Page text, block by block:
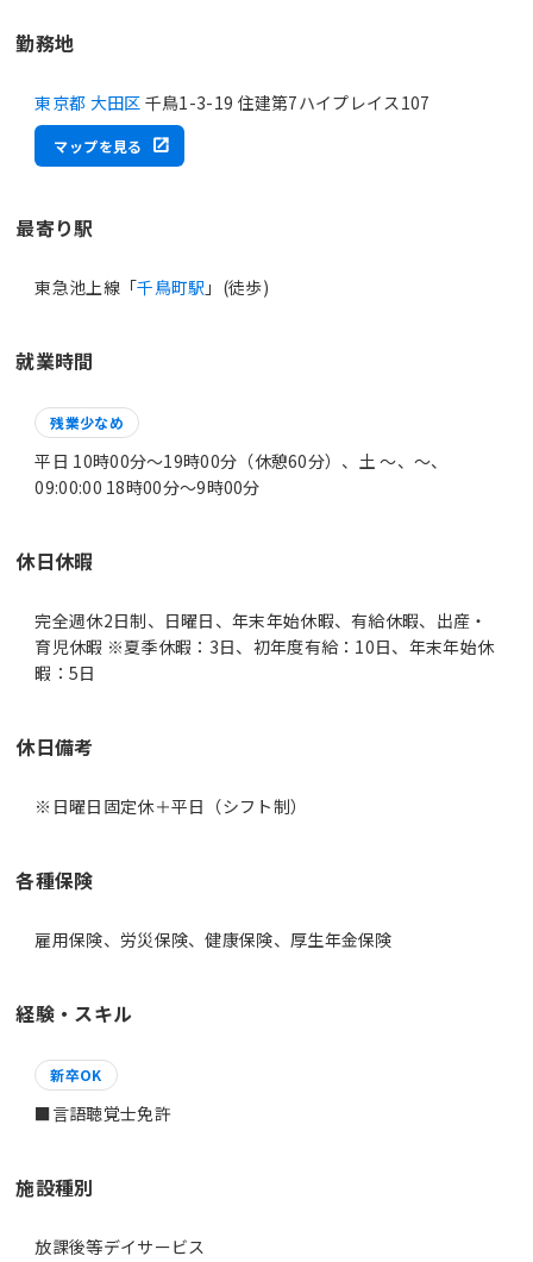
勤務地
東京都 大田区 千鳥1-3-19 住建第7ハイプレイス107
マップを見る
最寄り駅
東急池上線「千鳥町駅 」(徒歩)
就業時間
残業少なめ
平日 10時00分〜19時00分（休憩60分）、土 〜、〜、
09:00:00 18時00分〜9時00分
休日休暇
完全週休2日制、日曜日、年末年始休暇、有給休暇、出産・
育児休暇 ※夏季休暇：3日、初年度有給：10日、年末年始休
暇：5日
休日備考
※日曜日固定休＋平日（シフト制）
各種保険
雇用保険、労災保険、健康保険、厚生年金保険
経験・スキル
新卒OK
■言語聴覚士免許
施設種別
放課後等デイサービス